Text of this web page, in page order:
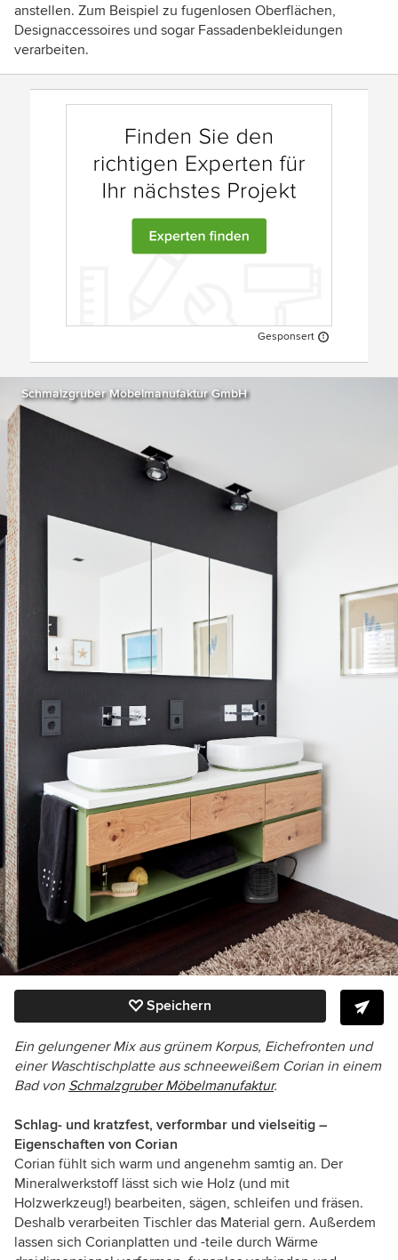
anstellen. Zum Beispiel zu fugenlosen Oberflächen,
Designaccessoires und sogar Fassadenbekleidungen
verarbeiten.
Gesponsert
Schmalzgruber Möbelmanufaktur GmbH
Speichern
Ein gelungener Mix aus grünem Korpus, Eichefronten und
einer Waschtischplatte aus schneeweißem Corian in einem
Bad von Schmalzgruber Möbelmanufaktur.
Schlag- und kratzfest, verformbar und vielseitig –
Eigenschaften von Corian
Corian fühlt sich warm und angenehm samtig an. Der
Mineralwerkstoff lässt sich wie Holz (und mit
Holzwerkzeug!) bearbeiten, sägen, schleifen und fräsen.
Deshalb verarbeiten Tischler das Material gern. Außerdem
lassen sich Corianplatten und -teile durch Wärme